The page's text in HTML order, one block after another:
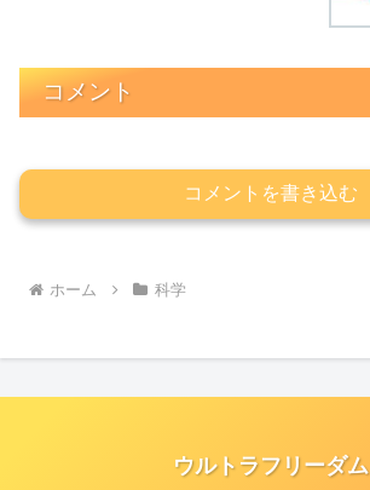
コメント
コメントを書き込む
ホーム 科学
ウルトラフリーダム